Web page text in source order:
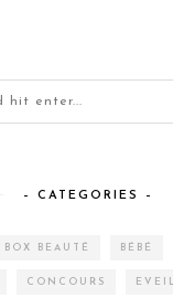
– CATEGORIES –
BOX BEAUTÉ BÉBÉ
CONCOURS EVEIL